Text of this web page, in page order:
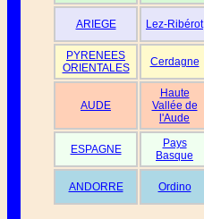
ARIEGE Lez-Ribérot
PYRENEES
ORIENTALES
Cerdagne
AUDE
Haute
Vallée de
l'Aude
ESPAGNE
Pays
Basque
ANDORRE Ordino